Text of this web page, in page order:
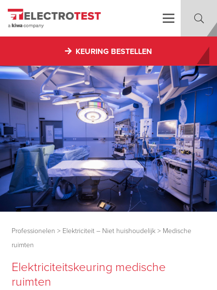
KEURING BESTELLEN
Professionelen > Elektriciteit – Niet huishoudelijk > Medische
ruimten
Elektriciteitskeuring medische
ruimten